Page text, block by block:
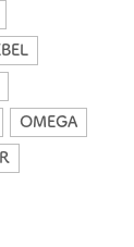
OMEGA